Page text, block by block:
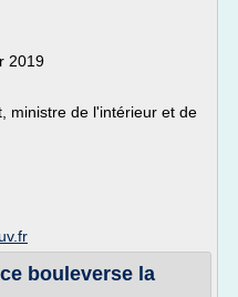
2019
ministre de l'intérieur et de
bouleverse la